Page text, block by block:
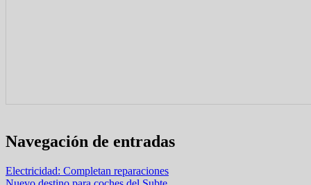
Navegación de entradas
Electricidad: Completan reparaciones